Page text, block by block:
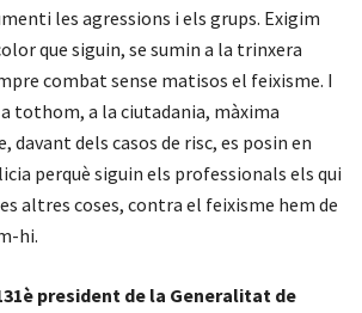
les agressions i els grups. Exigim
que siguin, se sumin a la trinxera
combat sense matisos el feixisme. I
tothom, a la ciutadania, màxima
davant dels casos de risc, es posin en
perquè siguin els professionals els qui
altres coses, contra el feixisme hem de
hi.
president de la Generalitat de